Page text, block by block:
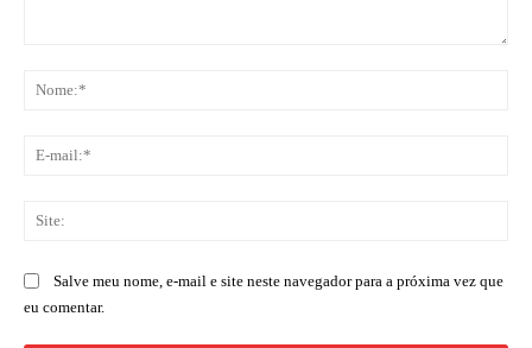
Salve meu nome, e-mail e site neste navegador para a próxima vez que
eu comentar.